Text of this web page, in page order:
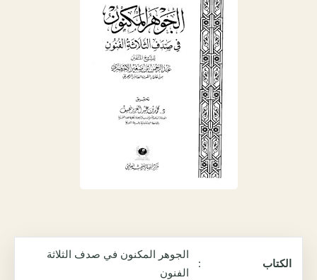
الكتاب :
الجوهر المكنون في صدف الثلاثة
الفنون